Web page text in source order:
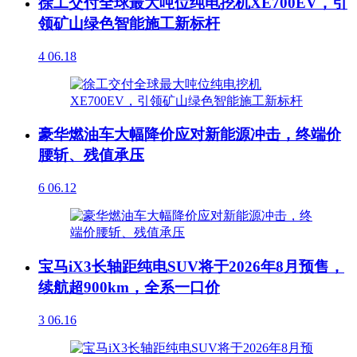
领矿山绿色智能施工新标杆
4 06.18
豪华燃油车大幅降价应对新能源冲击，终端价
腰斩、残值承压
6 06.12
宝马iX3长轴距纯电SUV将于2026年8月预售，
续航超900km，全系一口价
3 06.16